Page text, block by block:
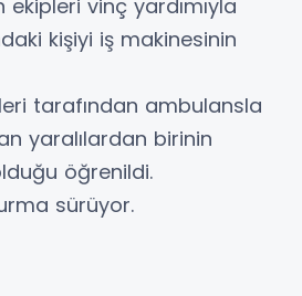
vinç yardımıyla
kişiyi iş makinesinin
tarafından ambulansla
yaralılardan birinin
öğrenildi.
sürüyor.